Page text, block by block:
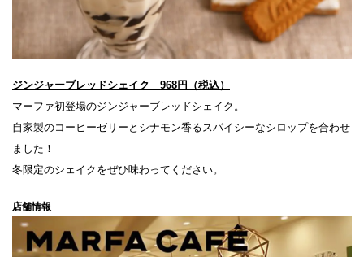
ジンジャーブレッドシェイク 968円（税込）
マーファ初登場のジンジャーブレッドシェイク。
自家製のコーヒーゼリーとシナモン香るスパイシーなシロップを合わせ
ました！
冬限定のシェイクをぜひ味わってください。
店舗情報